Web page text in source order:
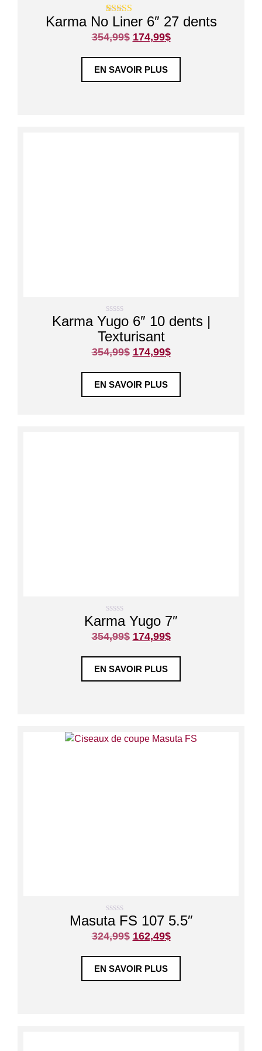
Noté5sur 5
basé sur
2
notations
Karma No Liner 6″ 27 dents
354,99$ 174,99$
EN SAVOIR PLUS
0
s
u
r
5
Karma Yugo 6″ 10 dents |
Texturisant
354,99$ 174,99$
EN SAVOIR PLUS
0
s
u
5
Karma Yugo 7″
354,99$ 174,99$
EN SAVOIR PLUS
0
s
u
5
Masuta FS 107 5.5″
324,99$ 162,49$
EN SAVOIR PLUS